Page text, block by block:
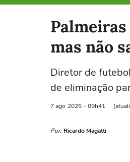
Selecione o time para ver as
mas não
Diretor de
de eliminação
7 ago 2025 - 09h41
Por: Ricardo Magatti